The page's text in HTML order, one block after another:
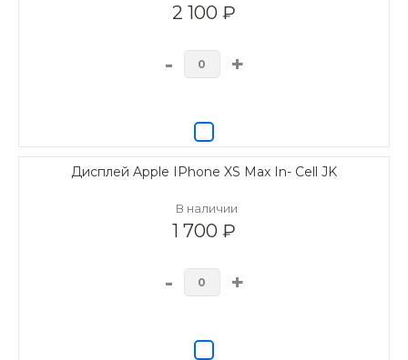
2 100 ₽
- +
Дисплей Apple IPhone XS Max In- Cell JK
В наличии
1 700 ₽
- +